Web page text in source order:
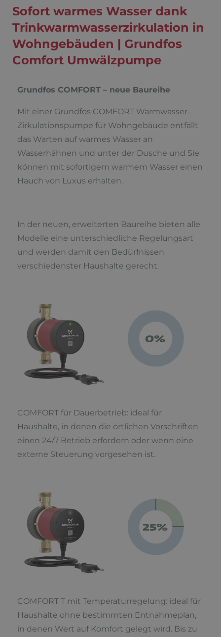
Sofort warmes Wasser dank
Trinkwarmwasserzirkulation in
Wohngebäuden | Grundfos
Comfort Umwälzpumpe
Grundfos COMFORT – neue Baureihe
Mit einer Grundfos COMFORT Warmwasser-
Zirkulationspumpe für Wohngebäude entfällt
das Warten auf warmes Wasser an
Wasserhähnen und unter der Dusche und Sie
können mit sofortigem warmem Wasser einen
Hauch von Luxus erhalten.
In der neuen, erweiterten Baureihe bieten alle
Modelle eine unterschiedliche Regelungsart
und werden damit den Bedürfnissen
verschiedenster Haushalte gerecht.
COMFORT für Dauerbetrieb: ideal für
Haushalte, in denen die örtlichen Vorschriften
einen 24/7 Betrieb erfordern oder wenn eine
externe Steuerung vorgesehen ist.
COMFORT T mit Temperaturregelung: ideal für
Haushalte ohne bestimmten Entnahmeplan,
in denen Wert auf Komfort gelegt wird. Bis zu